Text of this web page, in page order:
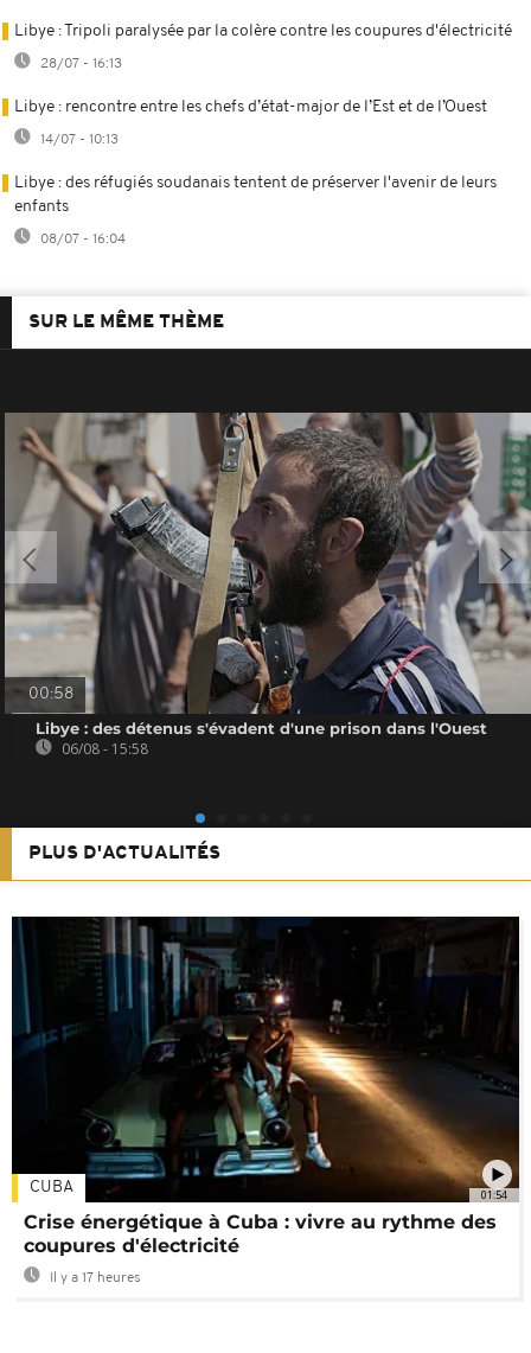
Libye : Tripoli paralysée par la colère contre les coupures d'électricité
28/07 - 16:13
Libye : rencontre entre les chefs d’état-major de l’Est et de l’Ouest
14/07 - 10:13
Libye : des réfugiés soudanais tentent de préserver l'avenir de leurs
enfants
08/07 - 16:04
SUR LE MÊME THÈME
00:58
Libye : des détenus s'évadent d'une prison dans l'Ouest
06/08 - 15:58
PLUS D'ACTUALITÉS
01:54
CUBA
Crise énergétique à Cuba : vivre au rythme des
coupures d'électricité
Il y a 17 heures